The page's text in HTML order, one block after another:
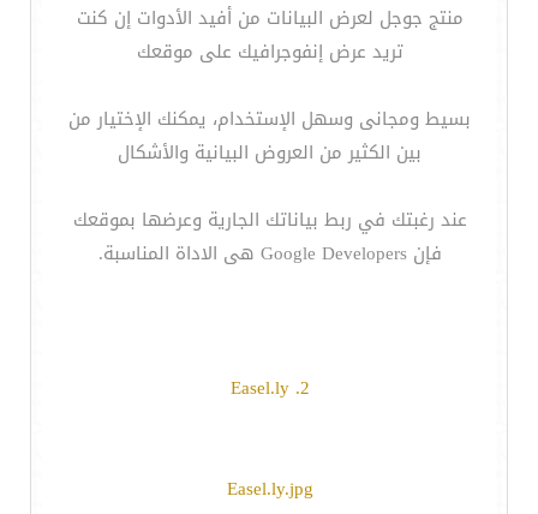
منتج جوجل لعرض البيانات من أفيد الأدوات إن كنت
تريد عرض إنفوجرافيك على موقعك
بسيط ومجانى وسهل الإستخدام، يمكنك الإختيار من
بين الكثير من العروض البيانية والأشكال
عند رغبتك في ربط بياناتك الجارية وعرضها بموقعك
فإن Google Developers هى الاداة المناسبة.
2. Easel.ly
Easel.ly.jpg